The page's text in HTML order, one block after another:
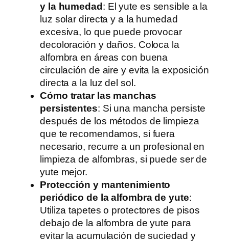
y la humedad: El yute es sensible a la
luz solar directa y a la humedad
excesiva, lo que puede provocar
decoloración y daños. Coloca la
alfombra en áreas con buena
circulación de aire y evita la exposición
directa a la luz del sol.
Cómo tratar las manchas
persistentes: Si una mancha persiste
después de los métodos de limpieza
que te recomendamos, si fuera
necesario, recurre a un profesional en
limpieza de alfombras, si puede ser de
yute mejor.
Protección y mantenimiento
periódico de la alfombra de yute:
Utiliza tapetes o protectores de pisos
debajo de la alfombra de yute para
evitar la acumulación de suciedad y